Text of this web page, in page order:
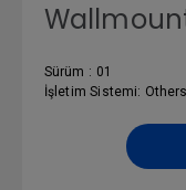
Sürüm : 01
İşletim Sistemi: Others